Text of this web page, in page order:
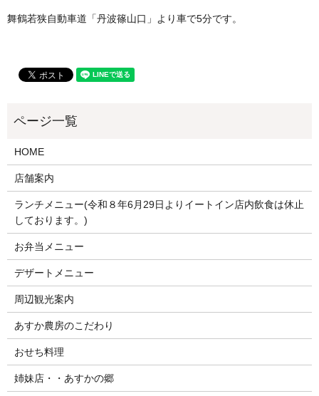
舞鶴若狭自動車道「丹波篠山口」より車で5分です。
HOME
店舗案内
ランチメニュー(令和８年6月29日よりイートイン店内飲食は休止
しております。)
お弁当メニュー
デザートメニュー
周辺観光案内
あすか農房のこだわり
おせち料理
姉妹店・・あすかの郷